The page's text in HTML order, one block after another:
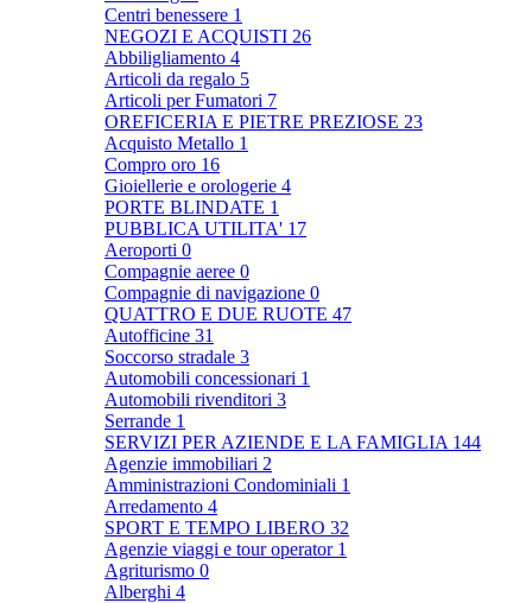
Centri benessere 1
NEGOZI E ACQUISTI 26
Abbiligliamento 4
Articoli da regalo 5
Articoli per Fumatori 7
OREFICERIA E PIETRE PREZIOSE 23
Acquisto Metallo 1
Compro oro 16
Gioiellerie e orologerie 4
PORTE BLINDATE 1
PUBBLICA UTILITA' 17
Aeroporti 0
Compagnie aeree 0
Compagnie di navigazione 0
QUATTRO E DUE RUOTE 47
Autofficine 31
Soccorso stradale 3
Automobili concessionari 1
Automobili rivenditori 3
Serrande 1
SERVIZI PER AZIENDE E LA FAMIGLIA 144
Agenzie immobiliari 2
Amministrazioni Condominiali 1
Arredamento 4
SPORT E TEMPO LIBERO 32
Agenzie viaggi e tour operator 1
Agriturismo 0
Alberghi 4